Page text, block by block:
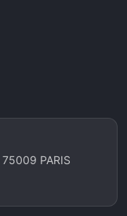
PARIS